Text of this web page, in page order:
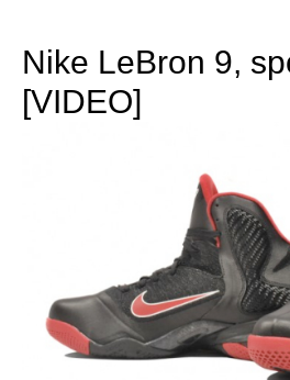
Nike LeBron 9,
[VIDEO]